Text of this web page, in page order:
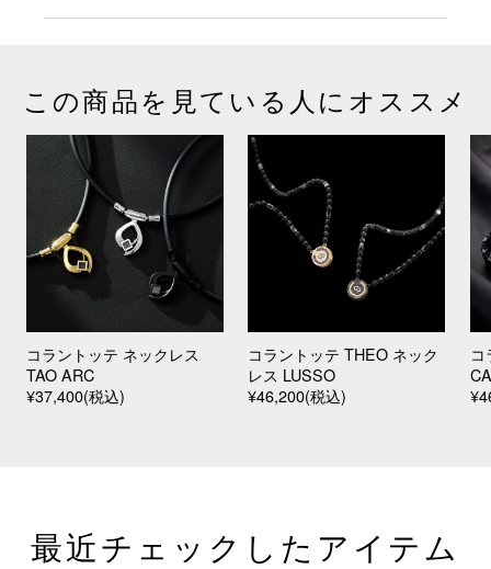
この商品を見ている人にオススメ
コラントッテ ネックレス
TAO ARC
¥37,400(税込)
コラントッテ THEO ネック
レス LUSSO
¥46,200(税込)
最近チェックしたアイテム